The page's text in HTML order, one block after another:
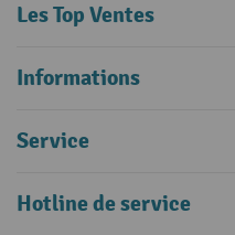
Les Top Ventes
Informations
Service
Hotline de service